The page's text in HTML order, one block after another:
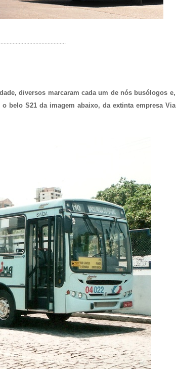
diversos marcaram cada um de nós busólogos e,
belo S21 da imagem abaixo, da extinta empresa Via